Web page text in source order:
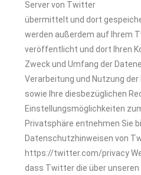
Servervon Twitter
übermittelt und dort
werden außerdem auf Ihrem
veröffentlicht und dort Ihren
Zweck und Umfang der
Verarbeitung und Nutzung der
sowie Ihre diesbezüglichen
Einstellungsmöglichkeiten
Privatsphäre entnehmen Sie
Datenschutzhinweisen von
https://twitter.com/privacy
dass Twitter die über